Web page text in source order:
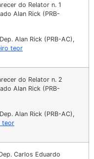
do Relator n. 1
Alan Rick (PRB-
Alan Rick (PRB-AC),
teor
do Relator n. 2
Alan Rick (PRB-
Alan Rick (PRB-AC),
teor
Carlos Eduardo